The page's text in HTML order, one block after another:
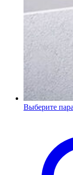
Выберите